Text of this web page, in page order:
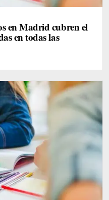
en Madrid cubren el
en todas las